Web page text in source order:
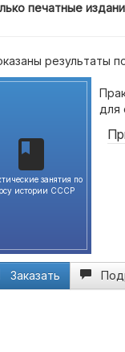
печатные
результаты
занятия по
истории СССР
для
Заказать